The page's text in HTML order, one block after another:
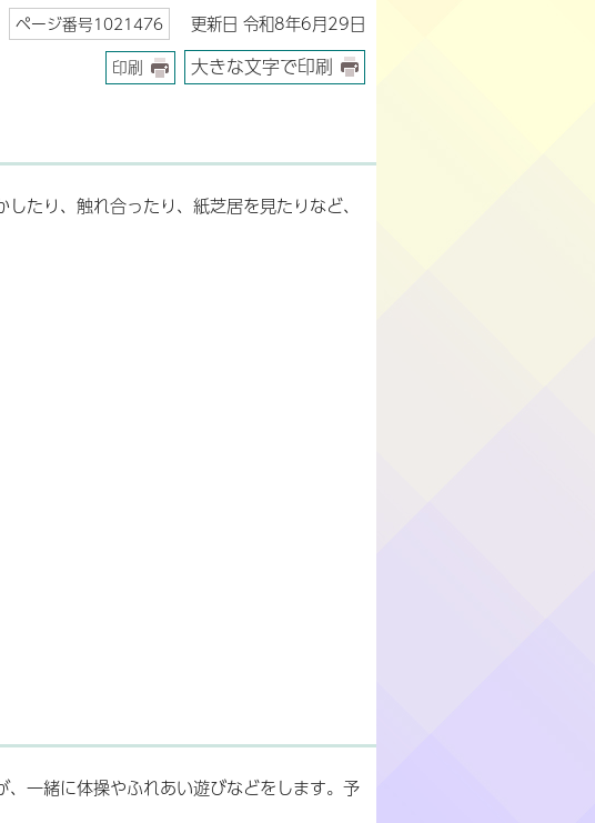
ページ番号1021476 更新日 令和8年6月29日
印刷 大きな文字で印刷
たり、触れ合ったり、紙芝居を見たりなど、
一緒に体操やふれあい遊びなどをします。予